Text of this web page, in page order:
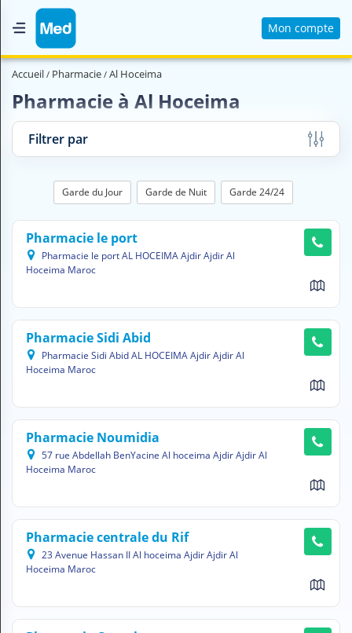
Mon compte
Accueil
Magazine Médical
Nous contacter
H
E
?
Professionnel de santé
Pharmacie
Médicament
Questions médicales
Clinique
Laboratoire
Accueil Pharmacie Al Hoceima
Pharmacie à Al Hoceima
Filtrer par
Garde du Jour Garde de Nuit Garde 24/24
Pharmacie le port
Pharmacie le port AL HOCEIMA Ajdir Ajdir Al
Hoceima Maroc
Pharmacie Sidi Abid
Pharmacie Sidi Abid AL HOCEIMA Ajdir Ajdir Al
Hoceima Maroc
Pharmacie Noumidia
57 rue Abdellah BenYacine Al hoceima Ajdir Ajdir Al
Hoceima Maroc
Pharmacie centrale du Rif
23 Avenue Hassan II Al hoceima Ajdir Ajdir Al
Hoceima Maroc